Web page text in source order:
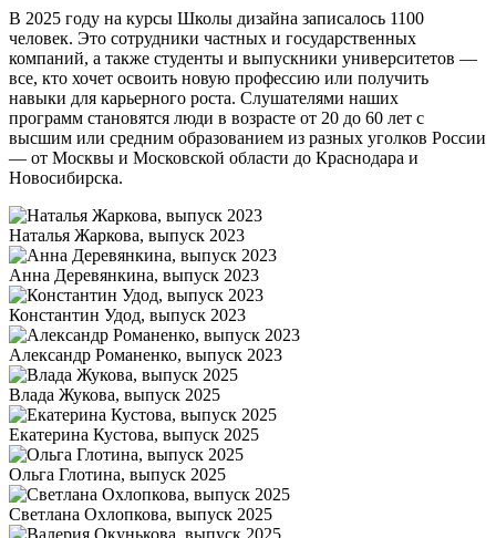
В 2025 году на курсы Школы дизайна записалось 1100
человек. Это сотрудники частных и государственных
компаний, а также студенты и выпускники университетов —
все, кто хочет освоить новую профессию или получить
навыки для карьерного роста. Слушателями наших
программ становятся люди в возрасте от 20 до 60 лет с
высшим или средним образованием из разных уголков России
— от Москвы и Московской области до Краснодара и
Новосибирска.
Наталья Жаркова, выпуск 2023
Анна Деревянкина, выпуск 2023
Константин Удод, выпуск 2023
Александр Романенко, выпуск 2023
Влада Жукова, выпуск 2025
Екатерина Кустова, выпуск 2025
Ольга Глотина, выпуск 2025
Светлана Охлопкова, выпуск 2025